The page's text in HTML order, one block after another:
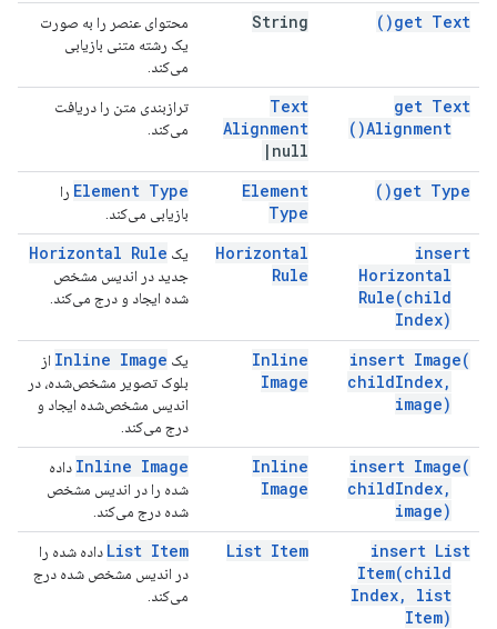
get Text(
)
String
محتوای عنصر را به صورت
یک رشته متنی بازیابی
می‌کند.
get Text
Alignment(
)
Text
Alignment
| null
ترازبندی متن را دریافت
می‌کند.
get Type(
)
Element
Type
Element Type را
بازیابی می‌کند.
insert
Horizontal
Rule(child
Index)
Horizontal
Rule
یک Horizontal Rule
جدید در اندیس مشخص
شده ایجاد و درج می‌کند.
insert Image(
childIndex,
image)
Inline
Image
یک Inline Image از
بلوک تصویر مشخص‌شده، در
اندیس مشخص‌شده ایجاد و
درج می‌کند.
insert Image(
childIndex,
image)
Inline
Image
Inline Image داده
شده را در اندیس مشخص
شده درج می‌کند.
insert List
Item(child
Index,
list
Item)
List Item
List Item داده شده را
در اندیس مشخص شده درج
می‌کند.